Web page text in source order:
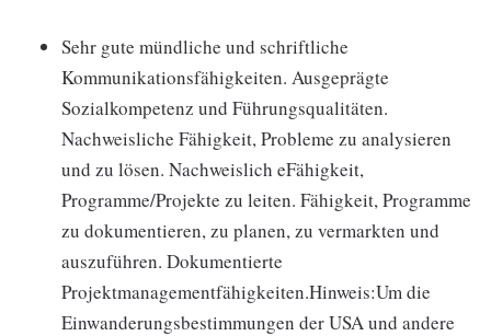
Sehr gute mündliche und schriftliche
Kommunikationsfähigkeiten. Ausgeprägte
Sozialkompetenz und Führungsqualitäten.
Nachweisliche Fähigkeit, Probleme zu analysieren
und zu lösen. Nachweislich eFähigkeit,
Programme/Projekte zu leiten. Fähigkeit, Programme
zu dokumentieren, zu planen, zu vermarkten und
auszuführen. Dokumentierte
Projektmanagementfähigkeiten.Hinweis:Um die
Einwanderungsbestimmungen der USA und andere